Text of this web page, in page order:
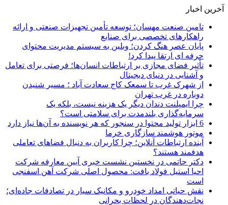
آخرین اخبار
تامین صنعت مهسان؛ توسعه تأمین تجهیزات صنعتی و ارائه
راهکارهای تخصصی برای صنایع
پایان عصر هنگ کردن؛ وبلین به سیستم مدیریت محتوای
حرفه ای ارتقا پیدا کرد!
تأثیر فضای مجازی بر ارتباطات انسان‌ها؛ فرصتی برای تعامل
و آشنایی در دنیای دیجیتال
از شهرک غرب تا سمعک کاج سعادت آباد ؛ مسیر شنیدن
دوباره در غرب تهران
چرا ایمپلنت دندان دیگر یک هزینه نیست، بلکه یک
سرمایه‌گذاری بلندمدت برای سلامتی است؟
6 ابزار تولید محتوا در سنجور که هر نویسنده به آن‌ها نیاز دارد
موتور هوشمند سازگاری خرما
آینده ارتباطات آنلاین؛ چرا کاربران به دنبال فضاهای تعاملی
هدفمند هستند؟
دکتر حاتمی در نخستین نشست خبری آیین معارفه شرکت
احیا استیل فولاد بافت: محصول اصلی شرکت آهن اسفنجی
است
نقش حیاتی امداد خودرو و مکانیک سیار در تصادفات جاده‌ای؛
نجات‌دهندگان در لحظات بحرانی